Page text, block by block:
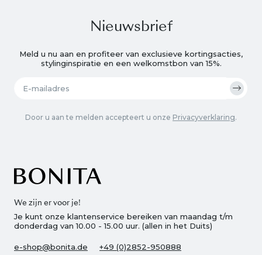
We zijn er voor je!
Je kunt onze klantenservice bereiken van maandag t/m
donderdag van 10.00 - 15.00 uur. (allen in het Duits)
e-shop@bonita.de +49 (0)2852-950888
Nieuwsbrief
Meld u nu aan en profiteer van exclusieve kortingsacties,
stylinginspiratie en een welkomstbon van 15%.
Door u aan te melden accepteert u onze Privacyverklaring.